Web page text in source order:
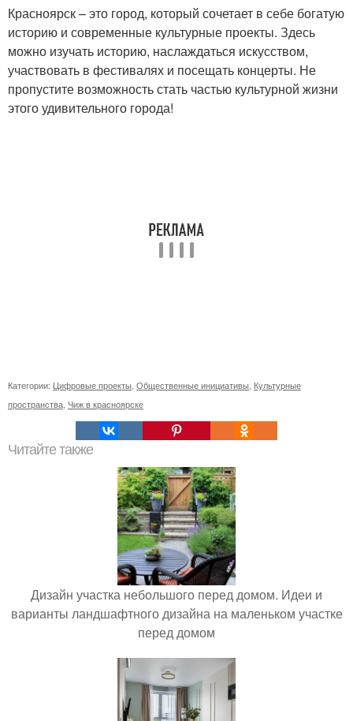
Красноярск – это город, который сочетает в себе богатую
историю и современные культурные проекты. Здесь
можно изучать историю, наслаждаться искусством,
участвовать в фестивалях и посещать концерты. Не
пропустите возможность стать частью культурной жизни
этого удивительного города!
Категории: Цифровые проекты Общественные инициативы Культурные
пространства Чиж в красноярске
Читайте также
Дизайн участка небольшого перед домом. Идеи и
варианты ландшафтного дизайна на маленьком участке
перед домом